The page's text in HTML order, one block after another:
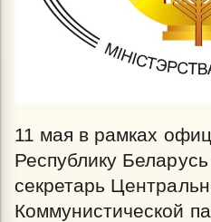
11 мая в рамках
Республику
секретарь
Коммунистической